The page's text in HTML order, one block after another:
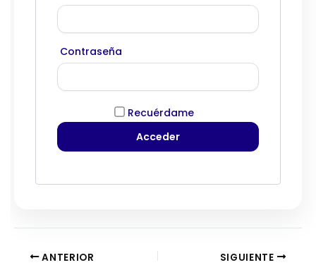
Contraseña
Recuérdame
ANTERIOR SIGUIENTE